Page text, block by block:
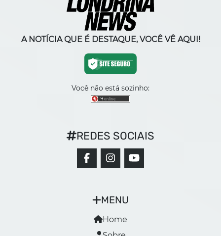
A NOTÍCIA QUE É DESTAQUE, VOCÊ VÊ AQUI!
Você não está sozinho:
MENU
Home
REDES SOCIAIS